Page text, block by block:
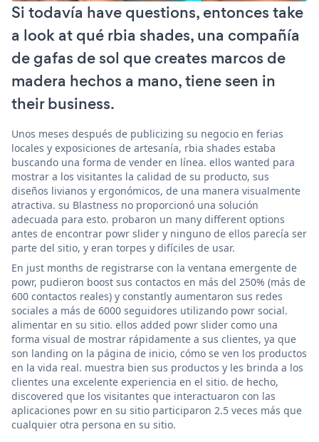
Si todavía have questions, entonces take
a look at qué rbia shades, una compañía
de gafas de sol que creates marcos de
madera hechos a mano, tiene seen in
their business.
Unos meses después de publicizing su negocio en ferias
locales y exposiciones de artesanía, rbia shades estaba
buscando una forma de vender en línea. ellos wanted para
mostrar a los visitantes la calidad de su producto, sus
diseños livianos y ergonómicos, de una manera visualmente
atractiva. su Blastness no proporcionó una solución
adecuada para esto. probaron un many different options
antes de encontrar powr slider y ninguno de ellos parecía ser
parte del sitio, y eran torpes y difíciles de usar.
En just months de registrarse con la ventana emergente de
powr, pudieron boost sus contactos en más del 250% (más de
600 contactos reales) y constantly aumentaron sus redes
sociales a más de 6000 seguidores utilizando powr social.
alimentar en su sitio. ellos added powr slider como una
forma visual de mostrar rápidamente a sus clientes, ya que
son landing on la página de inicio, cómo se ven los productos
en la vida real. muestra bien sus productos y les brinda a los
clientes una excelente experiencia en el sitio. de hecho,
discovered que los visitantes que interactuaron con las
aplicaciones powr en su sitio participaron 2.5 veces más que
cualquier otra persona en su sitio.